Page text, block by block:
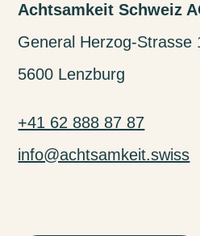
Achtsamkeit Schweiz
General Herzog-Strasse
5600 Lenzburg
+41 62 888 87 87
info@achtsamkeit.swiss